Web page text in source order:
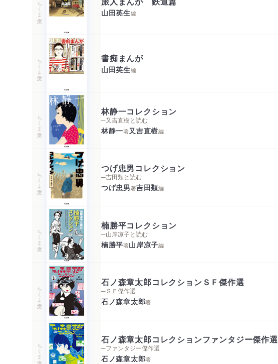
ちくま文庫 山田英生編
ちくま文庫 書痴まんが
山田英生編
ちくま文庫
林静一コレクション
─又吉直樹と読む
林静一著又吉直樹編
ちくま文庫
つげ忠男コレクション
─吉田類と読む
つげ忠男著吉田類編
ちくま文庫
楠勝平コレクション
─山岸凉子と読む
楠勝平著山岸凉子編
ちくま文庫
石ノ森章太郎コレクションＳＦ傑作選
─ＳＦ傑作選
石ノ森章太郎著
ちくま文庫
石ノ森章太郎コレクションファンタジー傑作選
─ファンタジー傑作選
石ノ森章太郎著